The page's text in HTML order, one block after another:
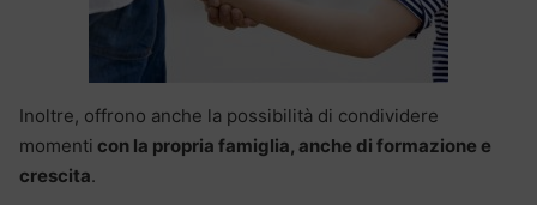
Inoltre, offrono anche la possibilità di condividere
momenti con la propria famiglia, anche di formazione e
crescita.